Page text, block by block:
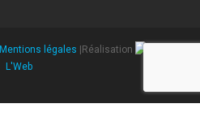
Mentions légales |Réalisation
L'Web